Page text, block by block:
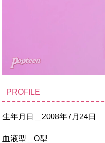
PROFILE
生年月日＿2008年7月24日
血液型＿O型